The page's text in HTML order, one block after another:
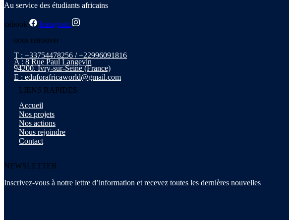
Au service des étudiants africains
Instagram
nous retrouver
T : +33754478256 / +22996091816
A : 8 Rue Paul Langevin
94200. Ivry-sur-Seine (France)
E : eduforafricaworld@gmail.com
LIENS RAPIDES
Accueil
Nos projets
Nos actions
Nous rejoindre
Contact
NEWSLETTER
Inscrivez-vous à notre lettre d’information et recevez toutes les dernières nouvelles